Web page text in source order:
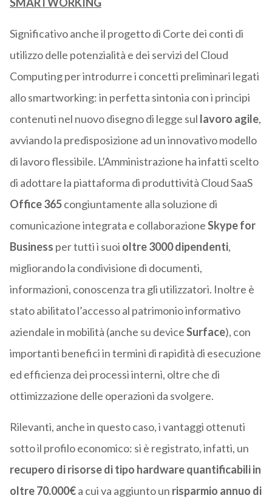
SMARTWORKING
Significativo anche il progetto di Corte dei conti di
utilizzo delle potenzialità e dei servizi del Cloud
Computing per introdurre i concetti preliminari legati
allo smartworking: in perfetta sintonia con i principi
contenuti nel nuovo disegno di legge sul lavoro agile,
avviando la predisposizione ad un innovativo modello
di lavoro flessibile. L’Amministrazione ha infatti scelto
di adottare la piattaforma di produttività Cloud SaaS
Office 365congiuntamente alla soluzione di
comunicazione integrata e collaborazioneSkype for
Business per tutti i suoi oltre 3000 dipendenti,
migliorando la condivisione di documenti,
informazioni, conoscenza tra gli utilizzatori. Inoltre è
stato abilitato l’accesso al patrimonio informativo
aziendale in mobilità (anche su deviceSurface), con
importanti benefici in termini di rapidità di esecuzione
ed efficienza dei processi interni, oltre che di
ottimizzazione delle operazioni da svolgere.
Rilevanti, anche in questo caso, i vantaggi ottenuti
sotto il profilo economico: si è registrato, infatti, un
recupero di risorse di tipo hardware quantificabili in
oltre 70.000€a cui va aggiunto un risparmio annuo di